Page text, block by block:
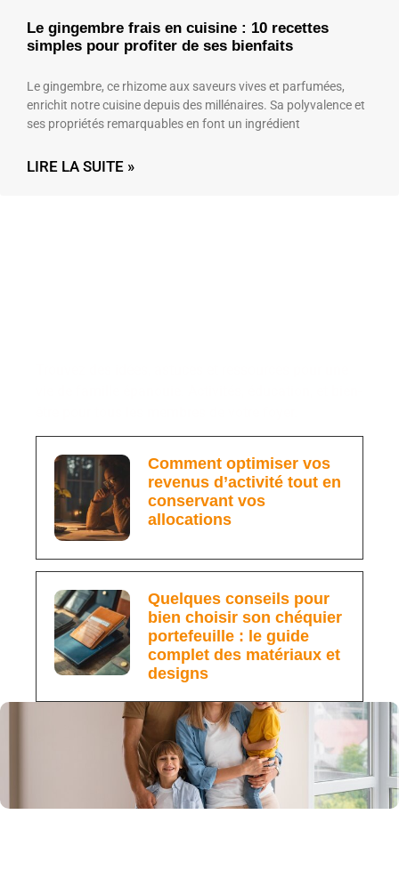
Le gingembre frais en cuisine : 10 recettes
simples pour profiter de ses bienfaits
Le gingembre, ce rhizome aux saveurs vives et parfumées,
enrichit notre cuisine depuis des millénaires. Sa polyvalence et
ses propriétés remarquables en font un ingrédient
LIRE LA SUITE »
Comment optimiser vos
revenus d’activité tout en
conservant vos
allocations
Quelques conseils pour
bien choisir son chéquier
portefeuille : le guide
complet des matériaux et
designs